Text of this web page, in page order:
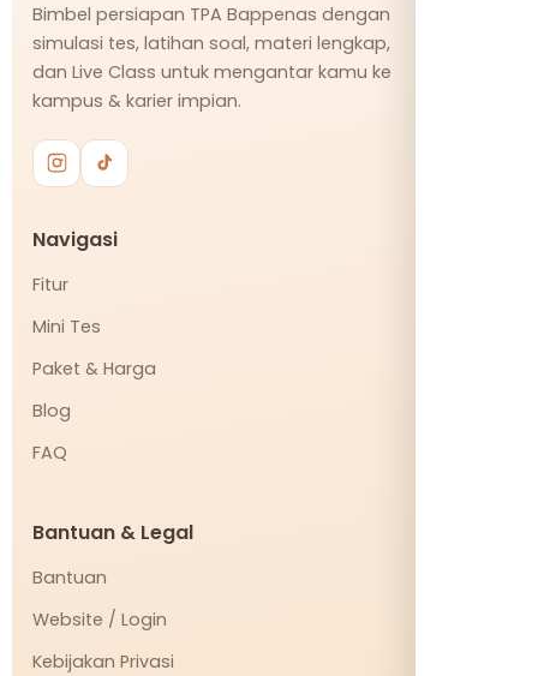
Bimbel persiapan TPA Bappenas dengan
simulasi tes, latihan soal, materi lengkap,
dan Live Class untuk mengantar kamu ke
kampus & karier impian.
Navigasi
Fitur
Mini Tes
Paket & Harga
Blog
FAQ
Bantuan & Legal
Bantuan
Website / Login
Kebijakan Privasi